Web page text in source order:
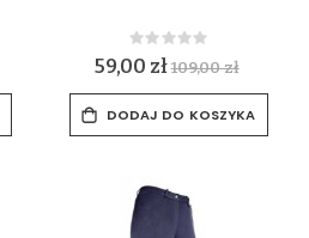
Rating:
0%
59,00 zł109,00 zł
DODAJ DO KOSZYKA